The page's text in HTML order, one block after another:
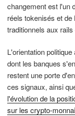
changement est l'un
réels tokenisés et
traditionnels aux
L'orientation
dont les banques
restent une porte
ces signaux, ainsi
l'évolution de la
sur les crypto-